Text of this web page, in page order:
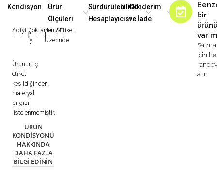
Kondisyon
Adilİyi
|
Çok
İyi
Harika
|
Yeni&Etiketi
Üzerinde
Ürünün iç
etiketi
kesildiğinden
materyal
bilgisi
listelenmemiştir.
ÜRÜN
KONDISYONU
HAKKINDA
DAHA FAZLA
BILGI EDININ
Ürün
Ölçüleri
Sürdürülebilirlik
Hesaplayıcısı
Gönderim
ve İade
bir
var
için
alın